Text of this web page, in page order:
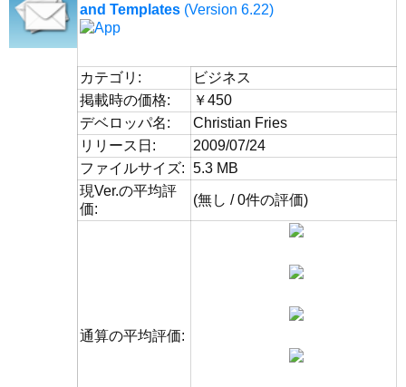
and Templates (Version 6.22)
カテゴリ:
ビジネス
掲載時の価格:
￥450
デベロッパ名:
Christian Fries
リリース日:
2009/07/24
ファイルサイズ: 5.3 MB
現Ver.の平均評
価:
(無し / 0件の評価)
通算の平均評価: